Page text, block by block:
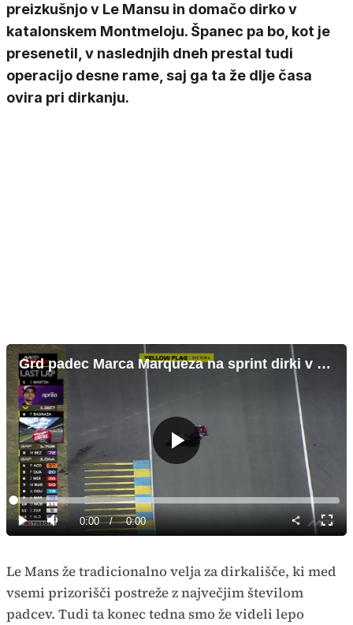
preizkušnjo v Le Mansu in domačo dirko v
katalonskem Montmeloju. Španec pa bo, kot je
presenetil, v naslednjih dneh prestal tudi
operacijo desne rame, saj ga ta že dlje časa
ovira pri dirkanju.
Grd padec Marca Marqueza na sprint dirki v Le Mansu
Predvajaj
Predvajaj
Tiho Current
0:00 / Duration
0:00
Loaded:
0%
način
Le Mans že tradicionalno velja za dirkališče, ki med
vsemi prizorišči postreže z največjim številom
padcev. Tudi ta konec tedna smo že videli lepo